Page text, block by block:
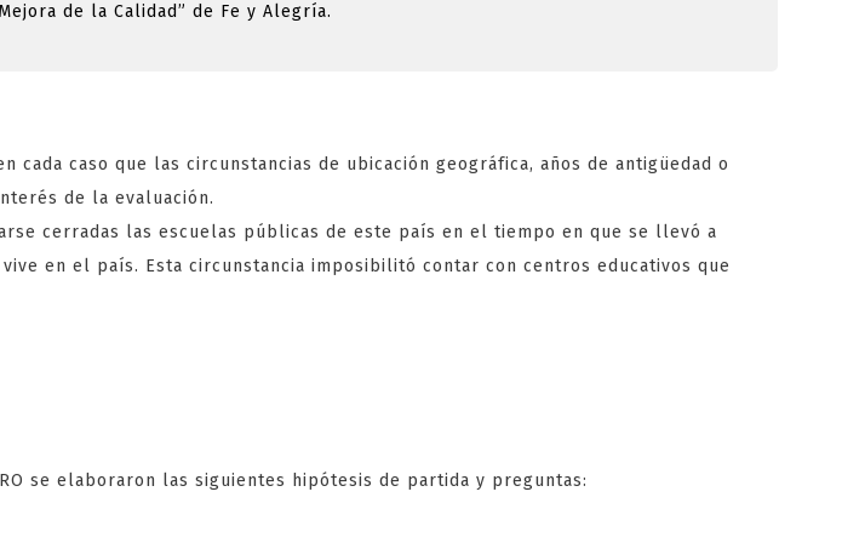
150 tours gratuits sans dépôt offrent une expérience de jeu sécurisée et
une large sélection de jeux, des classiques intemporels aux nouveautés les
vous pourrez tester différentes stratégies et maximiser vos chances de
aucun investissement initial.
ET INCONVÉNIENTS
de la Calidad” de Fe y Alegría.
cada caso que las circunstancias de ubicación geográfica, años de antigüedad o
de la evaluación.
cerradas las escuelas públicas de este país en el tiempo en que se llevó a
en el país. Esta circunstancia imposibilitó contar con centros educativos que
se elaboraron las siguientes hipótesis de partida y preguntas: